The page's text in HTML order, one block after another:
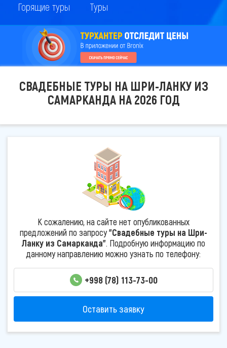
Горящие туры Туры
СВАДЕБНЫЕ ТУРЫ НА ШРИ-ЛАНКУ ИЗ
САМАРКАНДА НА 2026 ГОД
К сожалению, на сайте нет опубликованных
предложений по запросу"Свадебные туры на Шри-
Ланку из Самарканда". Подробную информацию по
данному направлению можно узнать по телефону:
+998 (78) 113-73-00
Оставить заявку